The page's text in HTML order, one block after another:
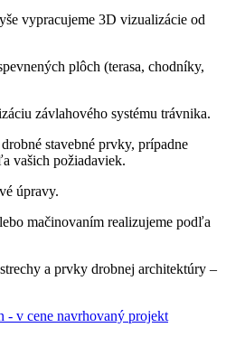
vypracujeme 3D vizualizácie od
plôch (terasa, chodníky,
závlahového systému trávnika.
stavebné prvky, prípadne
vašich požiadaviek.
úpravy.
mačinovaním realizujeme podľa
a prvky drobnej architektúry –
- v cene navrhovaný projekt